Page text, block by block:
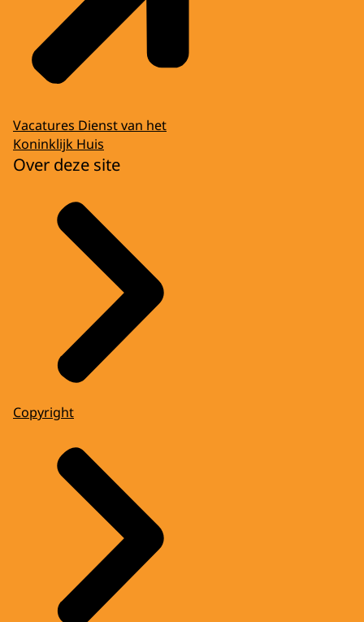
Vacatures Dienst van het
Koninklijk Huis
Over deze site
Copyright